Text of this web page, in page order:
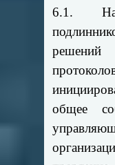
6.1.
общее